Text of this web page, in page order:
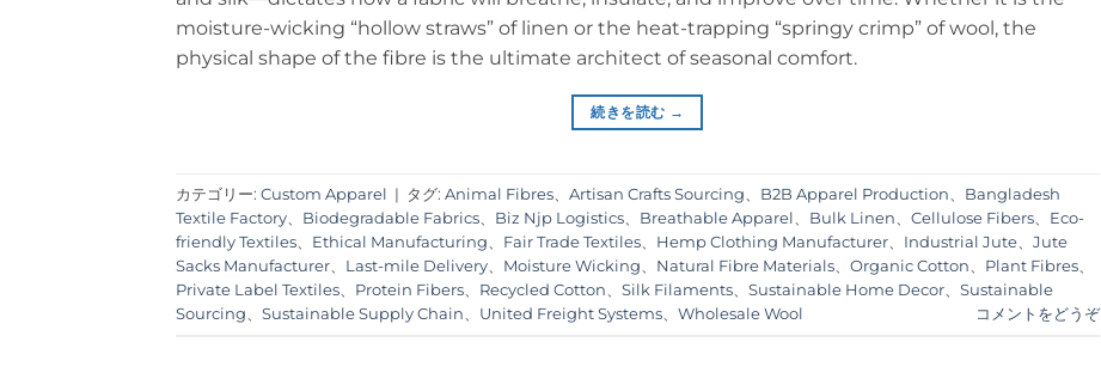
moisture-wicking “hollow straws” of linen or the heat-trapping “springy crimp” of wool, the
physical shape of the fibre is the ultimate architect of seasonal comfort.
続きを読む →
カテゴリー: Custom Apparel | タグ: Animal Fibres Artisan Crafts Sourcing B2B Apparel Production
Bangladesh
Textile Factory
Biodegradable Fabrics Biz Njp Logistics Breathable Apparel Bulk Linen Cellulose Fibers
Eco-
friendly Textiles
Ethical Manufacturing Fair Trade Textiles Hemp Clothing Manufacturer Industrial Jute
Jute
Sacks Manufacturer
Last-mile Delivery Moisture Wicking Natural Fibre Materials Organic Cotton Plant Fibres
Private Label Textiles
Protein Fibers Recycled Cotton Silk Filaments Sustainable Home Decor
Sustainable
Sourcing
Sustainable Supply Chain United Freight Systems Wholesale Wool コメントをどうぞ